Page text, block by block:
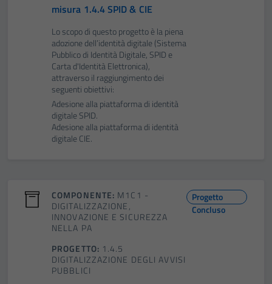
misura 1.4.4 SPID & CIE
Lo scopo di questo progetto è la piena
adozione dell’identità digitale (Sistema
Pubblico di Identità Digitale, SPID e
Carta d'Identità Elettronica),
attraverso il raggiungimento dei
seguenti obiettivi:
Adesione alla piattaforma di identità
digitale SPID.
Adesione alla piattaforma di identità
digitale CIE.
COMPONENTE: M1C1 -
DIGITALIZZAZIONE,
INNOVAZIONE E SICUREZZA
NELLA PA
PROGETTO: 1.4.5
DIGITALIZZAZIONE DEGLI AVVISI
PUBBLICI
Progetto
Concluso